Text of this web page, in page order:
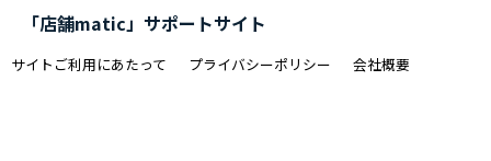
「店舗matic」サポートサイト
サイトご利用にあたって プライバシーポリシー 会社概要